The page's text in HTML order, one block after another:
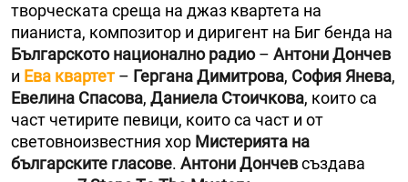
творческата среща на джаз квартета на
пианиста, композитор и диригент на Биг бенда на
Българското национално радио– Антони Дончев
и Ева квартет – Гергана Димитрова, София Янева,
Евелина Спасова, Даниела Стоичкова, които са
част четирите певици, които са част и от
световноизвестния хор Мистерията на
българските гласове. Антони Дончевсъздава